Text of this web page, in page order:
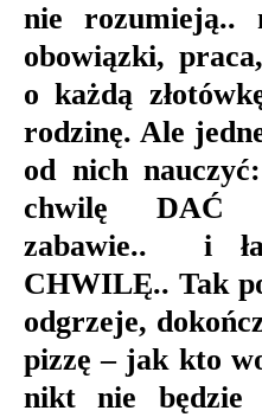
nie rozumieją..
obowiązki,
o każdą
rodzinę. Ale
od nich
chwilę DAĆ
zabawie.. i
CHWILĘ.. Tak
odgrzeje,
pizzę – jak kto
nikt nie będzie